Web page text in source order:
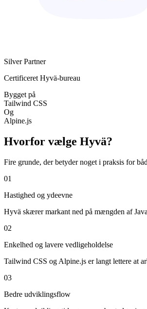
Silver Partner
Certificeret Hyvä-bureau
Bygget på
Tailwind CSS
Og
Alpine.js
Hvorfor vælge Hyvä?
Fire grunde, der betyder noget i praksis for
01
Hastighed og ydeevne
Hyvä skærer markant ned på mængden af
02
Enkelhed og lavere vedligeholdelse
Tailwind CSS og Alpine.js er langt lettere at
03
Bedre udviklingsflow